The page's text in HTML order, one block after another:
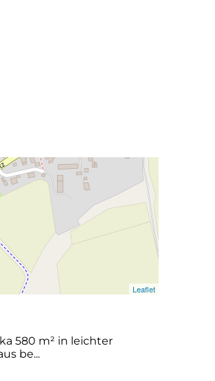
Leaflet
580 m² in leichter
be...